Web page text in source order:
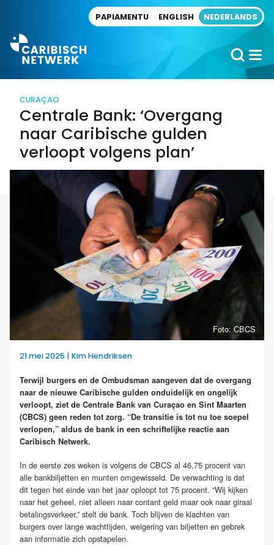
PAPIAMENTU ENGLISH NEDERLANDS
CURAÇAO
Centrale Bank: ‘Overgang
naar Caribische gulden
verloopt volgens plan’
Foto: CBCS
21 mei 2025 | Kim Hendriksen
Terwijl burgers en de Ombudsman aangeven dat de overgang
naar de nieuwe Caribische gulden onduidelijk en ongelijk
verloopt, ziet de Centrale Bank van Curaçao en Sint Maarten
(CBCS) geen reden tot zorg. “De transitie is tot nu toe soepel
verlopen,” aldus de bank in een schriftelijke reactie aan
Caribisch Netwerk.
In de eerste zes weken is volgens de CBCS al 46,75 procent van
alle bankbiljetten en munten omgewisseld. De verwachting is dat
dit tegen het einde van het jaar oploopt tot 75 procent. “Wij kijken
naar het geheel, niet alleen naar contant geld maar ook naar giraal
betalingsverkeer,” stelt de bank. Toch blijven de klachten van
burgers over lange wachttijden, weigering van biljetten en gebrek
aan informatie zich opstapelen.